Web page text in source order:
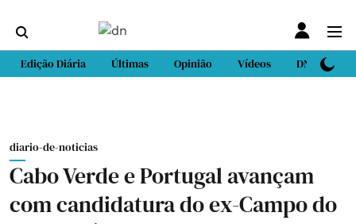
Edição Diária Últimas Opinião Vídeos DN Sport
diario-de-noticias
Cabo Verde e Portugal avançam
com candidatura do ex-Campo do